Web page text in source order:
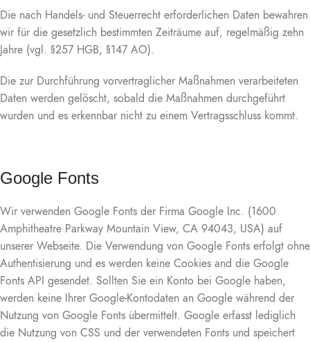
Die nach Handels- und Steuerrecht erforderlichen Daten bewahren
wir für die gesetzlich bestimmten Zeiträume auf, regelmäßig zehn
Jahre (vgl. §257 HGB, §147 AO).
Die zur Durchführung vorvertraglicher Maßnahmen verarbeiteten
Daten werden gelöscht, sobald die Maßnahmen durchgeführt
wurden und es erkennbar nicht zu einem Vertragsschluss kommt.
Google Fonts
Wir verwenden Google Fonts der Firma Google Inc. (1600
Amphitheatre Parkway Mountain View, CA 94043, USA) auf
unserer Webseite. Die Verwendung von Google Fonts erfolgt ohne
Authentisierung und es werden keine Cookies and die Google
Fonts API gesendet. Sollten Sie ein Konto bei Google haben,
werden keine Ihrer Google-Kontodaten an Google während der
Nutzung von Google Fonts übermittelt. Google erfasst lediglich
die Nutzung von CSS und der verwendeten Fonts und speichert